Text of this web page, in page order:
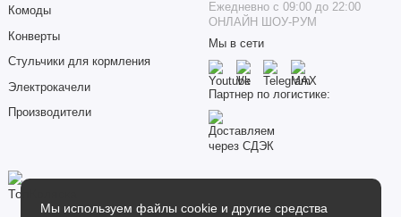
Мы используем файлы cookie и другие средства
Комоды
Конверты
Стульчики для кормления
Электрокачели
Производители
Ежедневно с 09:00 до 22:00
ОНЛАЙН ШОУ-РУМ
Мы в сети
Партнер по логистике: